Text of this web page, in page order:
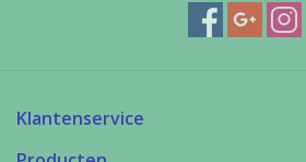
Klantenservice